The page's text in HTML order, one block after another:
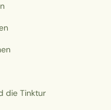
die Tinktur